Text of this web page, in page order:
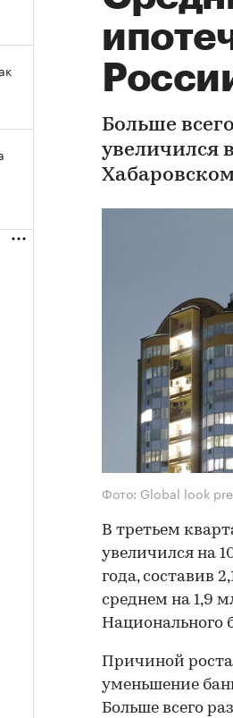
Больше
увеличился
Фото: Global look
В третьем
увеличился на
года, составив
среднем на 1,9
Причиной роста
уменьшение
Больше всего